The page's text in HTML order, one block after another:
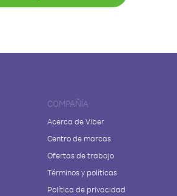
COMPAÑÍA
Acerca de Viber
Centro de marcas
Ofertas de trabajo
Términos y políticas
Política de privacidad